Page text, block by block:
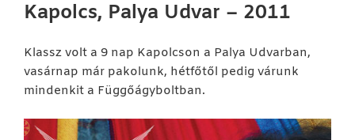
Kapolcs, Palya Udvar – 2011
Klassz volt a 9 nap Kapolcson a Palya Udvarban,
vasárnap már pakolunk, hétfőtől pedig várunk
mindenkit a Függőágyboltban.